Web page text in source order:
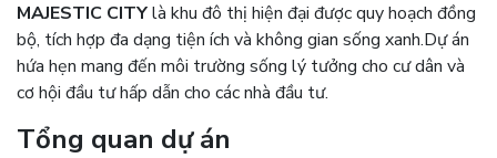
MAJESTIC CITYlà khu đô thị hiện đại được quy hoạch đồng
bộ, tích hợp đa dạng tiện ích và không gian sống xanh.Dự án
hứa hẹn mang đến môi trường sống lý tưởng cho cư dân và
cơ hội đầu tư hấp dẫn cho các nhà đầu tư.
Tổng quan dự án